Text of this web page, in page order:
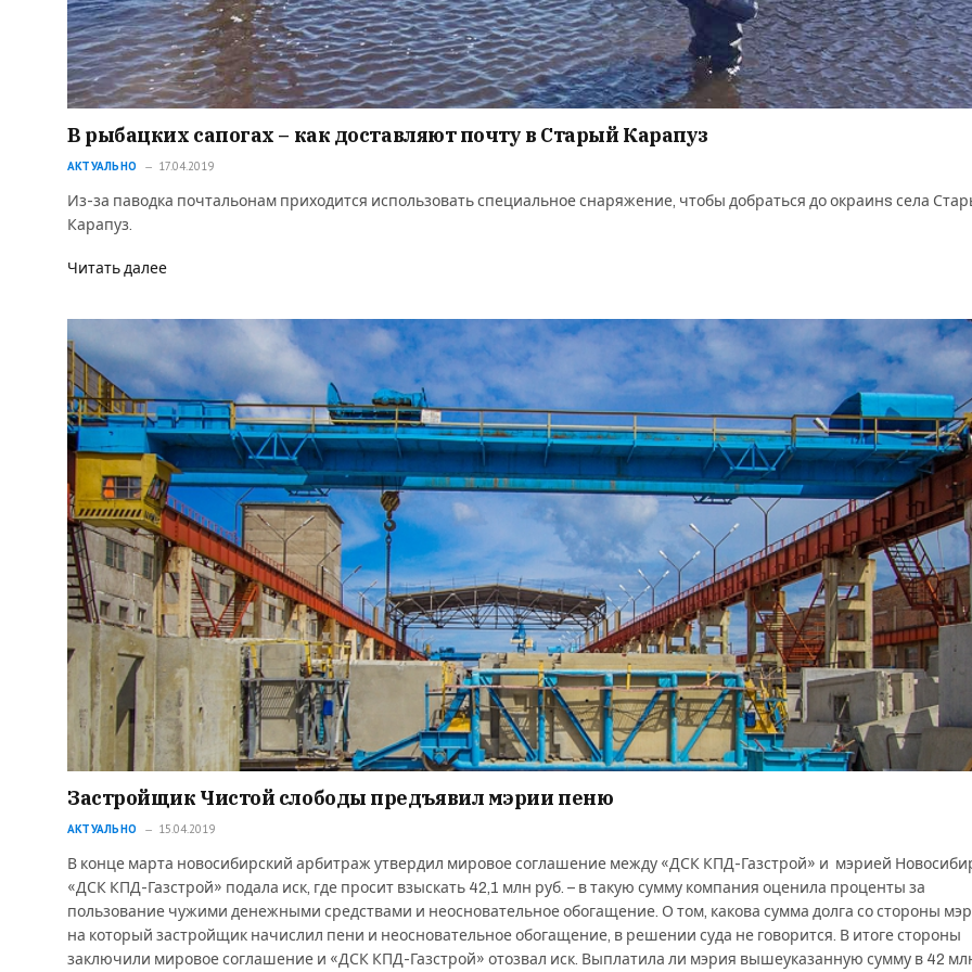
В рыбацких сапогах – как доставляют почту в Старый Карапуз
АКТУАЛЬНО 17.04.2019
Из-за паводка почтальонам приходится использовать специальное снаряжение, чтобы добраться до окраинs села
Карапуз.
Читать далее
Застройщик Чистой слободы предъявил мэрии пеню
АКТУАЛЬНО 15.04.2019
В конце марта новосибирский арбитраж утвердил мировое соглашение между «ДСК КПД-Газстрой» и мэрией
«ДСК КПД-Газстрой» подала иск, где просит взыскать 42,1 млн руб. – в такую сумму компания оценила проценты за
пользование чужими денежными средствами и неосновательное обогащение. О том, какова сумма долга со стороны
на который застройщик начислил пени и неосновательное обогащение, в решении суда не говорится. В итоге стороны
заключили мировое соглашение и «ДСК КПД-Газстрой» отозвал иск. Выплатила ли мэрия вышеуказанную сумму в 42